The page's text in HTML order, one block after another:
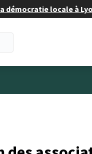
démocratie locale à